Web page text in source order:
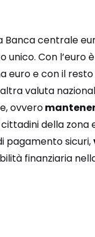
Banca centrale
unico. Con
euro e con il
valuta
ovvero
della
pagamento sicuri,
finanziaria